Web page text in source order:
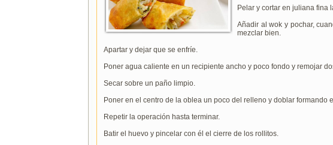
Pelar y cortar en juliana fina
Añadir al wok y pochar,
mezclar bien.
Apartar y dejar que se enfríe.
Poner agua caliente en un recipiente ancho y poco fondo y remojar
Secar sobre un paño limpio.
Poner en el centro de la oblea un poco del relleno y doblar formando
Repetir la operación hasta terminar.
Batir el huevo y pincelar con él el cierre de los rollitos.